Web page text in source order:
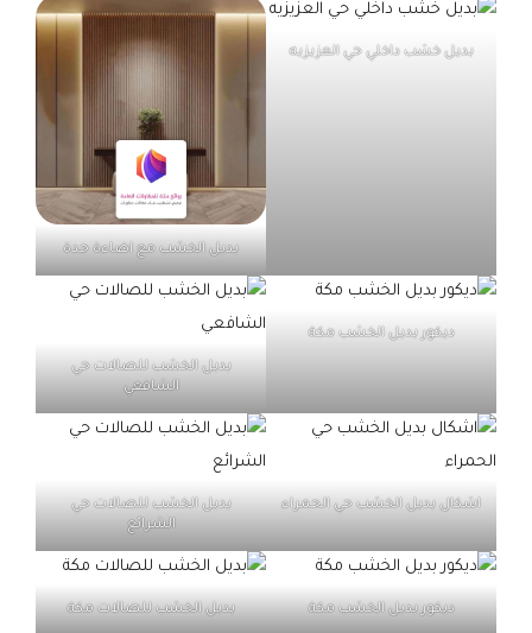
بديل خشب داخلي حي العزيزيه
بديل الخشب مع اضاءة جدة
ديكور بديل الخشب مكة
بديل الخشب للصالات حي
الشافعي
اشكال بديل الخشب حي الحمراء
بديل الخشب للصالات حي
الشرائع
ديكور بديل الخشب مكة بديل الخشب للصالات مكة